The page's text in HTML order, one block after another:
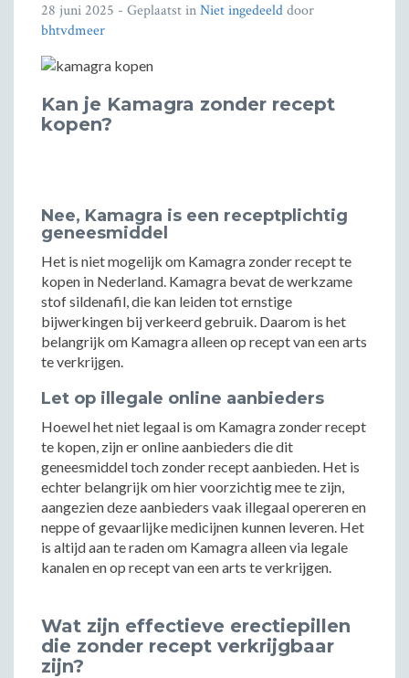
28 juni 2025 - Geplaatst inNiet ingedeelddoor
bhtvdmeer
Kan je Kamagra zonder recept
kopen?
Nee, Kamagra is een receptplichtig
geneesmiddel
Het is niet mogelijk om Kamagra zonder recept te
kopen in Nederland. Kamagra bevat de werkzame
stof sildenafil, die kan leiden tot ernstige
bijwerkingen bij verkeerd gebruik. Daarom is het
belangrijk om Kamagra alleen op recept van een arts
te verkrijgen.
Let op illegale online aanbieders
Hoewel het niet legaal is om Kamagra zonder recept
te kopen, zijn er online aanbieders die dit
geneesmiddel toch zonder recept aanbieden. Het is
echter belangrijk om hier voorzichtig mee te zijn,
aangezien deze aanbieders vaak illegaal opereren en
neppe of gevaarlijke medicijnen kunnen leveren. Het
is altijd aan te raden om Kamagra alleen via legale
kanalen en op recept van een arts te verkrijgen.
Wat zijn effectieve erectiepillen
die zonder recept verkrijgbaar
zijn?